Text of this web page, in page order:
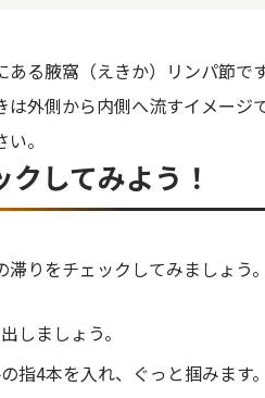
る腋窩（えきか）リンパ節で
外側から内側へ流すイメージ
。
してみよう！
りをチェックしてみましょ
しましょう。
指4本を入れ、ぐっと掴みます。